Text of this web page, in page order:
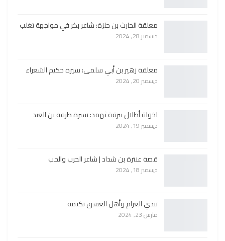
معلقة الحارث بن حلزة: شاعر بكر في مواجهة تغلب
ديسمبر 28, 2024
معلقة زهير بن أبي سلمى: سيرة حكيم الشعراء
ديسمبر 20, 2024
لخولة أطلال ببرقة ثهمد: سيرة طرفة بن العبد
ديسمبر 19, 2024
قصة عنترة بن شداد | شاعر الحرب والحب
ديسمبر 18, 2024
تبدي الغرام وأهل العشق تكتمه
مارس 23, 2024